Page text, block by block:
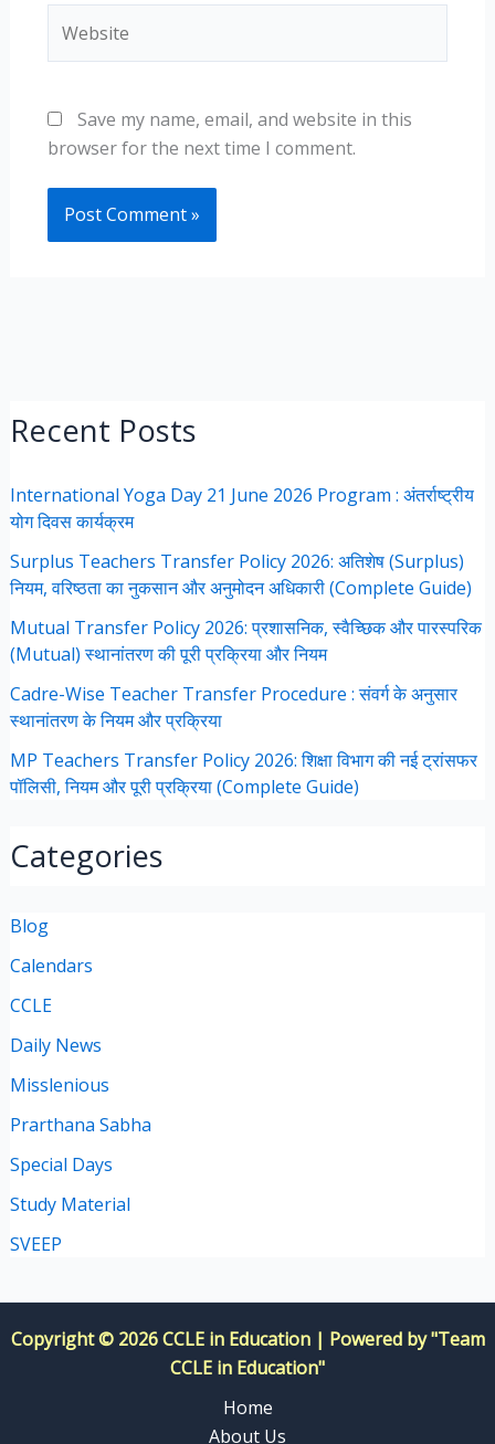
Save my name, email, and website in this
browser for the next time I comment.
Recent Posts
International Yoga Day 21 June 2026 Program : अंतर्राष्ट्रीय
योग दिवस कार्यक्रम
Surplus Teachers Transfer Policy 2026: अतिशेष (Surplus)
नियम, वरिष्ठता का नुकसान और अनुमोदन अधिकारी (Complete Guide)
Mutual Transfer Policy 2026: प्रशासनिक, स्वैच्छिक और पारस्परिक
(Mutual) स्थानांतरण की पूरी प्रक्रिया और नियम
Cadre-Wise Teacher Transfer Procedure : संवर्ग के अनुसार
स्थानांतरण के नियम और प्रक्रिया
MP Teachers Transfer Policy 2026: शिक्षा विभाग की नई ट्रांसफर
पॉलिसी, नियम और पूरी प्रक्रिया (Complete Guide)
Categories
Blog
Calendars
CCLE
Daily News
Misslenious
Prarthana Sabha
Special Days
Study Material
SVEEP
Copyright © 2026 CCLE in Education | Powered by "Team
CCLE in Education"
Home
About Us